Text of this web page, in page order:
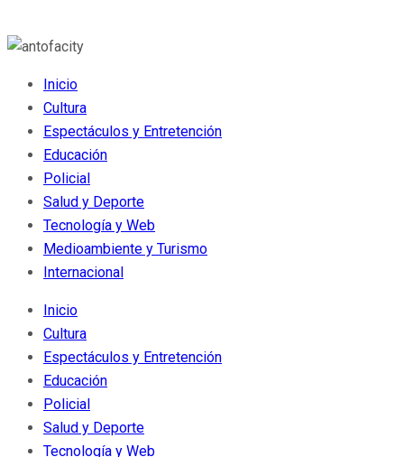
Inicio
Cultura
Espectáculos y Entretención
Educación
Policial
Salud y Deporte
Tecnología y Web
Medioambiente y Turismo
Internacional
Inicio
Cultura
Espectáculos y Entretención
Educación
Policial
Salud y Deporte
Tecnología y Web